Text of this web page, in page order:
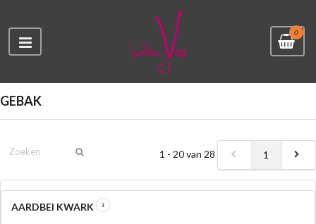
0
GEBAK
1 - 20 van 28 1
AARDBEI KWARK